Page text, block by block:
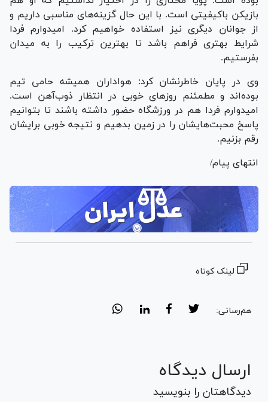
بازیکن باکیفیتی است. با این حال گزینه‌های مناسبی داریم و
از جوانان دیگری نیز استفاده خواهیم کرد. امیدوارم فردا
شرایط بهتری فراهم باشد تا بهترین ترکیب را به میدان
بفرستیم.
وی در پایان خاطرنشان کرد: هواداران همیشه حامی تیم
بوده‌اند و مطمئنم روز‌های خوبی در انتظار ذوب‌آهن است.
امیدوارم فردا هم در ورزشگاه حضور داشته باشند تا بتوانیم
پاسخ محبت‌هایشان را در زمین بدهیم و نتیجه خوبی برایشان
رقم بزنیم.
انتهای پیام/
لینک کوتاه
هم‌رسانی:
ارسال دیدگاه
دیدگاهتان را بنویسید